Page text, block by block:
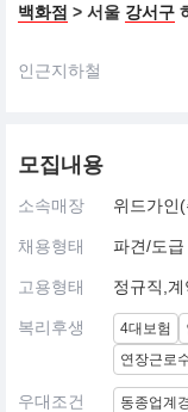
백화점 > 서울 강서구
인근지하철
모집내용
소속매장 위드가인
채용형태 파견/도급
고용형태 정규직,
복리후생 4대보험
연장근로
우대조건 동종업계